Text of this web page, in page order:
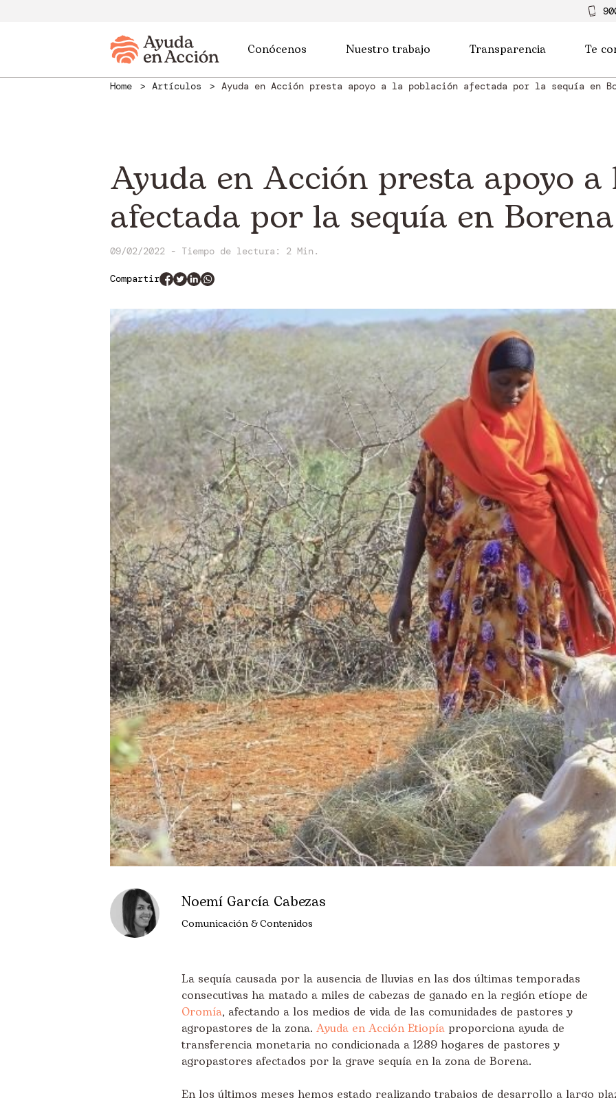
Conócenos Nuestro trabajo Transparencia Te
Home Artículos Ayuda en Acción presta apoyo a la población afectada por la sequía en
Ayuda en Acción presta apoyo
afectada por la sequía en Borena
09/02/2022 - Tiempo de lectura: 2 Min.
Compartir
Noemí García Cabezas
Comunicación & Contenidos
La sequía causada por la ausencia de lluvias en las dos últimas temporadas
consecutivas ha matado a miles de cabezas de ganado en la región etíope de
Oromía, afectando a los medios de vida de las comunidades de pastores y
agropastores de la zona. Ayuda en Acción Etiopía proporciona ayuda de
transferencia monetaria no condicionada a 1289 hogares de pastores y
agropastores afectados por la grave sequía en la zona de Borena.
En los últimos meses hemos estado realizando trabajos de desarrollo a largo